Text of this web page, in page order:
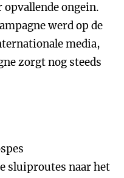
opvallende ongein.
werd op de
media,
zorgt nog steeds
sluiproutes naar het